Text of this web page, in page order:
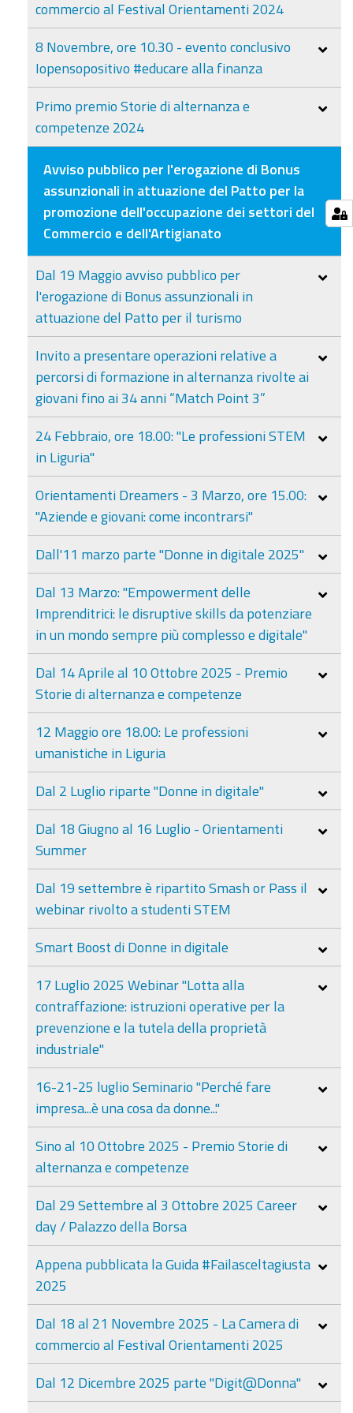
commercio al Festival Orientamenti 2024
8 Novembre, ore 10.30 - evento conclusivo
Iopensopositivo #educare alla finanza
Primo premio Storie di alternanza e
competenze 2024
Avviso pubblico per l'erogazione di Bonus
assunzionali in attuazione del Patto per la
promozione dell'occupazione dei settori del
Commercio e dell'Artigianato
Dal 19 Maggio avviso pubblico per
l'erogazione di Bonus assunzionali in
attuazione del Patto per il turismo
Invito a presentare operazioni relative a
percorsi di formazione in alternanza rivolte ai
giovani fino ai 34 anni “Match Point 3”
24 Febbraio, ore 18.00: "Le professioni STEM
in Liguria"
Orientamenti Dreamers - 3 Marzo, ore 15.00:
"Aziende e giovani: come incontrarsi"
Dall'11 marzo parte "Donne in digitale 2025"
Dal 13 Marzo: "Empowerment delle
Imprenditrici: le disruptive skills da potenziare
in un mondo sempre più complesso e digitale"
Dal 14 Aprile al 10 Ottobre 2025 - Premio
Storie di alternanza e competenze
12 Maggio ore 18.00: Le professioni
umanistiche in Liguria
Dal 2 Luglio riparte "Donne in digitale"
Dal 18 Giugno al 16 Luglio - Orientamenti
Summer
Dal 19 settembre è ripartito Smash or Pass il
webinar rivolto a studenti STEM
Smart Boost di Donne in digitale
17 Luglio 2025 Webinar "Lotta alla
contraffazione: istruzioni operative per la
prevenzione e la tutela della proprietà
industriale"
16-21-25 luglio Seminario "Perché fare
impresa...è una cosa da donne..."
Sino al 10 Ottobre 2025 - Premio Storie di
alternanza e competenze
Dal 29 Settembre al 3 Ottobre 2025 Career
day / Palazzo della Borsa
Appena pubblicata la Guida #Failasceltagiusta
2025
Dal 18 al 21 Novembre 2025 - La Camera di
commercio al Festival Orientamenti 2025
Dal 12 Dicembre 2025 parte "Digit@Donna"